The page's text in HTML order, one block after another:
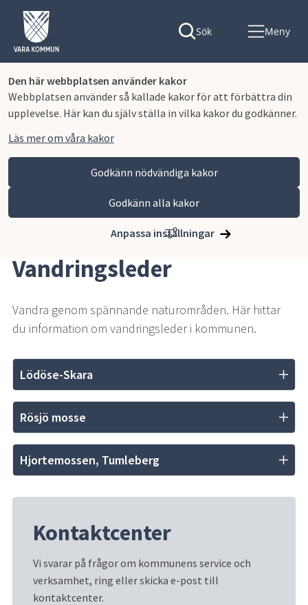
Den här webbplatsen använder kakor
Webbplatsen använder så kallade kakor för att förbättra din
upplevelse. Här kan du själv ställa in vilka kakor du godkänner.
Läs mer om våra kakor
Godkänn nödvändiga kakor
Godkänn alla kakor
Anpassa inställningar
Sök Meny
Vara kommun Uppleva och göra
Fritid och friluftsliv
Vandringsleder
Vandra genom spännande naturområden. Här hittar
du information om vandringsleder i kommunen.
Lödöse-Skara
Rösjö mosse
Hjortemossen, Tumleberg
Kontaktcenter
Vi svarar på frågor om kommunens service och
verksamhet, ring eller skicka e-post till
kontaktcenter.